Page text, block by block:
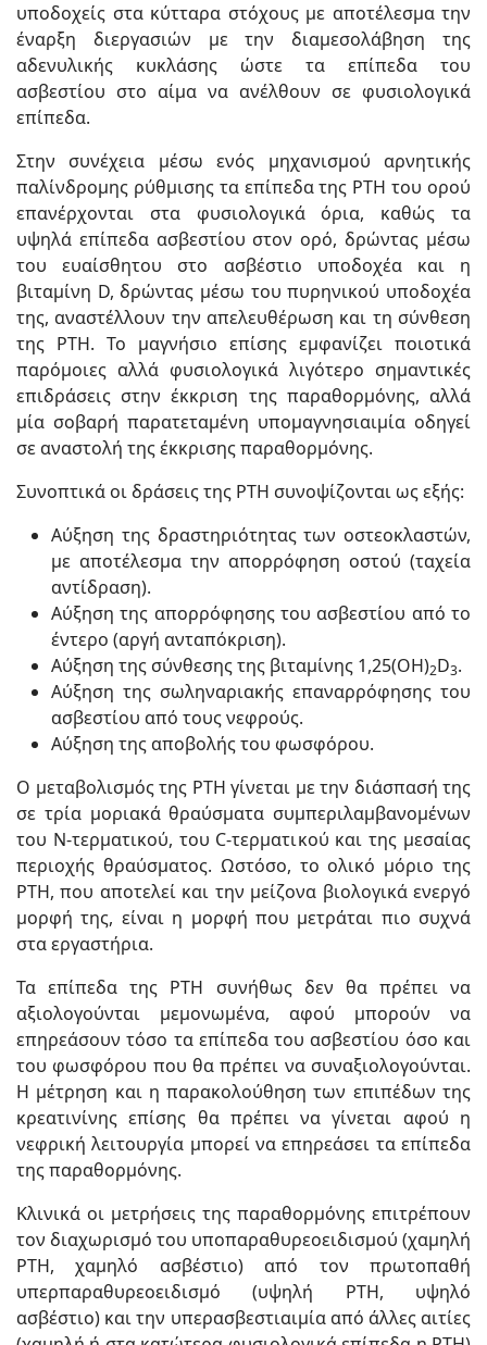
υποδοχείς στα κύτταρα στόχους με αποτέλεσμα την
έναρξη διεργασιών με την διαμεσολάβηση της
αδενυλικής κυκλάσης ώστε τα επίπεδα του
ασβεστίου στο αίμα να ανέλθουν σε φυσιολογικά
επίπεδα.
Στην συνέχεια μέσω ενός μηχανισμού αρνητικής
παλίνδρομης ρύθμισης τα επίπεδα της ΡΤΗ του ορού
επανέρχονται στα φυσιολογικά όρια, καθώς τα
υψηλά επίπεδα ασβεστίου στον ορό, δρώντας μέσω
του ευαίσθητου στο ασβέστιο υποδοχέα και η
βιταμίνη D, δρώντας μέσω του πυρηνικού υποδοχέα
της, αναστέλλουν την απελευθέρωση και τη σύνθεση
της ΡΤΗ. Το μαγνήσιο επίσης εμφανίζει ποιοτικά
παρόμοιες αλλά φυσιολογικά λιγότερο σημαντικές
επιδράσεις στην έκκριση της παραθορμόνης, αλλά
μία σοβαρή παρατεταμένη υπομαγνησιαιμία οδηγεί
σε αναστολή της έκκρισης παραθορμόνης.
Συνοπτικά οι δράσεις της PTH συνοψίζονται ως εξής:
Αύξηση της δραστηριότητας των οστεοκλαστών,
με αποτέλεσμα την απορρόφηση οστού (ταχεία
αντίδραση).
Αύξηση της απορρόφησης του ασβεστίου από το
έντερο (αργή ανταπόκριση).
Αύξηση της σύνθεσης της βιταμίνης 1,25(ΟΗ)2D3.
Αύξηση της σωληναριακής επαναρρόφησης του
ασβεστίου από τους νεφρούς.
Αύξηση της αποβολής του φωσφόρου.
Ο μεταβολισμός της ΡΤΗ γίνεται με την διάσπασή της
σε τρία μοριακά θραύσματα συμπεριλαμβανομένων
του Ν-τερματικού, του C-τερματικού και της μεσαίας
περιοχής θραύσματος. Ωστόσο, το ολικό μόριο της
ΡΤΗ, που αποτελεί και την μείζονα βιολογικά ενεργό
μορφή της, είναι η μορφή που μετράται πιο συχνά
στα εργαστήρια.
Τα επίπεδα της PTH συνήθως δεν θα πρέπει να
αξιολογούνται μεμονωμένα, αφού μπορούν να
επηρεάσουν τόσο τα επίπεδα του ασβεστίου όσο και
του φωσφόρου που θα πρέπει να συναξιολογούνται.
Η μέτρηση και η παρακολούθηση των επιπέδων της
κρεατινίνης επίσης θα πρέπει να γίνεται αφού η
νεφρική λειτουργία μπορεί να επηρεάσει τα επίπεδα
της παραθορμόνης.
Κλινικά οι μετρήσεις της παραθορμόνης επιτρέπουν
τον διαχωρισμό του υποπαραθυρεοειδισμού (χαμηλή
ΡΤΗ, χαμηλό ασβέστιο) από τον πρωτοπαθή
υπερπαραθυρεοειδισμό (υψηλή ΡΤΗ, υψηλό
ασβέστιο) και την υπερασβεστιαιμία από άλλες αιτίες